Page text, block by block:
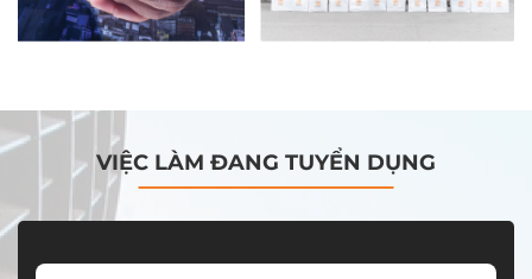
VIỆC LÀM ĐANG TUYỂN DỤNG